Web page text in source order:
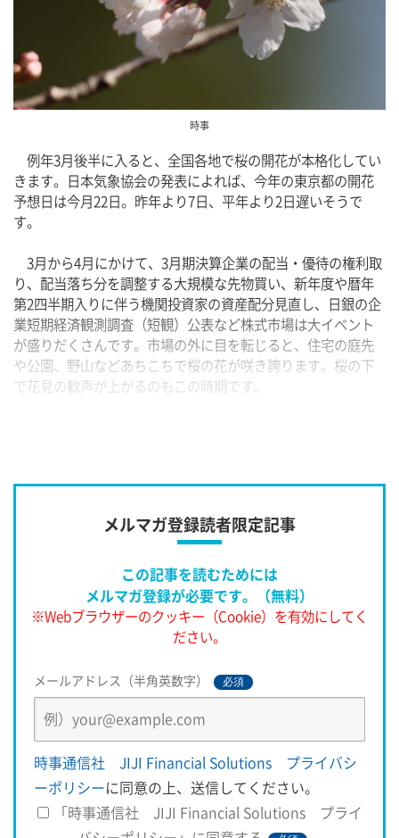
時事
例年3月後半に入ると、全国各地で桜の開花が本格化してい
きます。日本気象協会の発表によれば、今年の東京都の開花
予想日は今月22日。昨年より7日、平年より2日遅いそうで
す。
3月から4月にかけて、3月期決算企業の配当・優待の権利取
り、配当落ち分を調整する大規模な先物買い、新年度や暦年
第2四半期入りに伴う機関投資家の資産配分見直し、日銀の企
業短期経済観測調査（短観）公表など株式市場は大イベント
が盛りだくさんです。市場の外に目を転じると、住宅の庭先
や公園、野山などあちこちで桜の花が咲き誇ります。桜の下
で花見の歓声が上がるのもこの時期です。
メルマガ登録読者限定記事
この記事を読むためには
メルマガ登録が必要です。（無料）
※Webブラウザーのクッキー（Cookie）を有効にしてく
ださい。
メールアドレス（半角英数字） 必須
時事通信社 JIJI Financial Solutions プライバシ
ーポリシーに同意の上、送信してください。
「時事通信社 JIJI Financial Solutions プライ